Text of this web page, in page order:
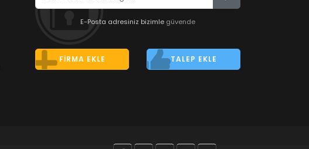
E-Posta adresiniz bizimle güvende
FIRMA EKLE TALEP EKLE